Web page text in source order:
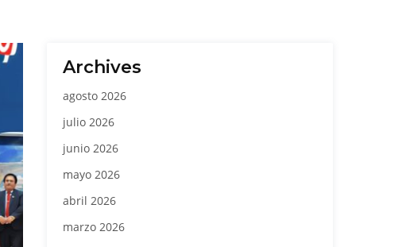
Archives
agosto 2026
julio 2026
junio 2026
mayo 2026
abril 2026
marzo 2026